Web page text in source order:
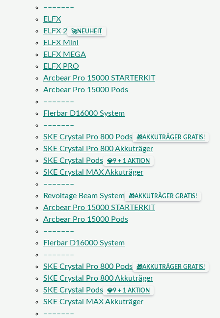
–––––––
ELFX
ELFX 2
🚀NEUHEIT
ELFX Mini
ELFX MEGA
ELFX PRO
Arcbear Pro 15000 STARTERKIT
Arcbear Pro 15000 Pods
–––––––
Flerbar D16000 System
–––––––
SKE Crystal Pro 800 Pods
🎁AKKUTRÄGER GRATIS!
SKE Crystal Pro 800 Akkuträger
SKE Crystal Pods
💎9 + 1 AKTION
SKE Crystal MAX Akkuträger
–––––––
Revoltage Beam System
🎁AKKUTRÄGER GRATIS!
Arcbear Pro 15000 STARTERKIT
Arcbear Pro 15000 Pods
–––––––
Flerbar D16000 System
–––––––
SKE Crystal Pro 800 Pods
🎁AKKUTRÄGER GRATIS!
SKE Crystal Pro 800 Akkuträger
SKE Crystal Pods
💎9 + 1 AKTION
SKE Crystal MAX Akkuträger
–––––––